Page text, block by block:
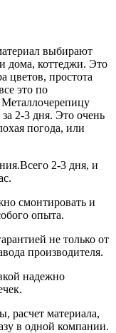
выбирают
дома, коттеджи. Это
цветов, простота
это по
2-3 дня. Это очень
погода, или
2-3 дня, и
смонтировать и
опыта.
не только от
производителя.
надежно
расчет материала,
в одной компании.